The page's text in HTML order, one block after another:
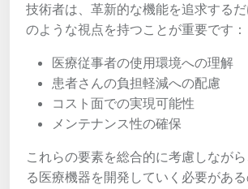
技術者は、革新的な機能を追求する
のような視点を持つことが重要です：
医療従事者の使用環境への理解
患者さんの負担軽減への配慮
コスト面での実現可能性
メンテナンス性の確保
これらの要素を総合的に考慮しなが
る医療機器を開発していく必要がある